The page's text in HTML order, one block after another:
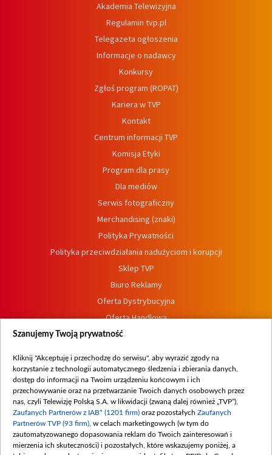
Akademia Telewizyjna
Regulamin tvp.pl
Telegazeta ogłoszenia
Informacje o nadawcy
Konkursy
Zgłoś program (ROPAT)
Kariera w TVP
Kontakt
Centrum informacji TVP
Komisja Etyki
Program dla prasy
Dla mediów
Serwis fotograficzny
Merchandising (znaki)
Polityka Prywatności
Polityka przeciwdziałania nadużyciom i korupcji
Sklep TVP
Biuro Reklamy
Oferta Dystrybucyjna
Oferta Handlowa
Dostępność
Procedura zgłoszeń wewnętrznych
Szanujemy Twoją prywatność
Kliknij "Akceptuję i przechodzę do serwisu", aby wyrazić zgody na
korzystanie z technologii automatycznego śledzenia i zbierania danych,
dostęp do informacji na Twoim urządzeniu końcowym i ich
przechowywanie oraz na przetwarzanie Twoich danych osobowych przez
nas, czyli Telewizję Polską S.A. w likwidacji (zwaną dalej również „TVP”),
Zaufanych Partnerów z IAB* (1201 firm) oraz pozostałych Zaufanych
Partnerów TVP (93 firm) , w celach marketingowych (w tym do
zautomatyzowanego dopasowania reklam do Twoich zainteresowań i
mierzenia ich skuteczności) i pozostałych, które wskazujemy poniżej, a